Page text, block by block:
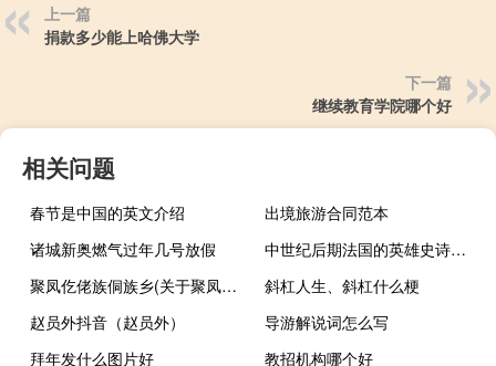
上一篇
捐款多少能上哈佛大学
下一篇
继续教育学院哪个好
相关问题
春节是中国的英文介绍
出境旅游合同范本
诸城新奥燃气过年几号放假
中世纪后期法国的英雄史诗是（大型英雄史诗：中国梦英雄魂简介）
聚凤仡佬族侗族乡(关于聚凤仡佬族侗族乡简述)
斜杠人生、斜杠什么梗
赵员外抖音（赵员外）
导游解说词怎么写
拜年发什么图片好
教招机构哪个好